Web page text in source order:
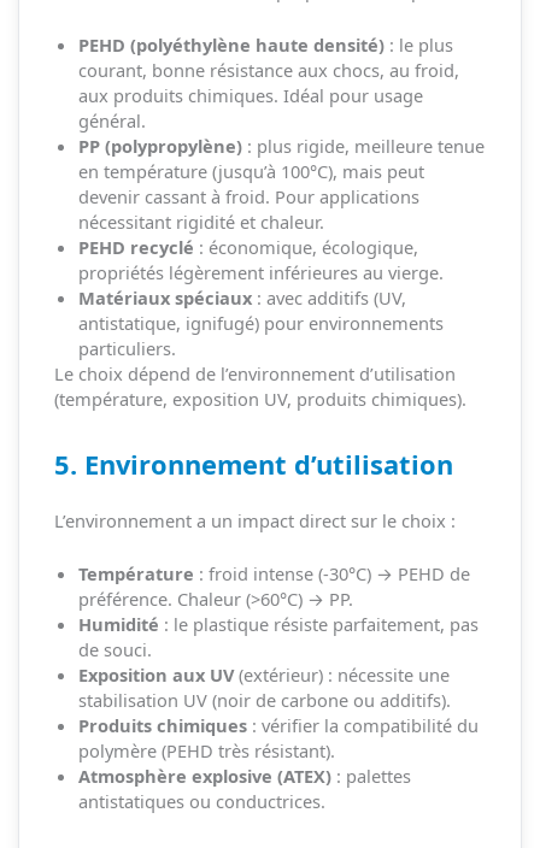
PEHD (polyéthylène haute densité): le plus
courant, bonne résistance aux chocs, au froid,
aux produits chimiques. Idéal pour usage
général.
PP (polypropylène): plus rigide, meilleure tenue
en température (jusqu’à 100°C), mais peut
devenir cassant à froid. Pour applications
nécessitant rigidité et chaleur.
PEHD recyclé : économique, écologique,
propriétés légèrement inférieures au vierge.
Matériaux spéciaux: avec additifs (UV,
antistatique, ignifugé) pour environnements
particuliers.
Le choix dépend de l’environnement d’utilisation
(température, exposition UV, produits chimiques).
5. Environnement d’utilisation
L’environnement a un impact direct sur le choix :
Température : froid intense (-30°C) → PEHD de
préférence. Chaleur (>60°C) → PP.
Humidité : le plastique résiste parfaitement, pas
de souci.
Exposition aux UV(extérieur) : nécessite une
stabilisation UV (noir de carbone ou additifs).
Produits chimiques: vérifier la compatibilité du
polymère (PEHD très résistant).
Atmosphère explosive (ATEX): palettes
antistatiques ou conductrices.